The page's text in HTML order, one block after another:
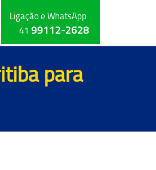
Ligação e WhatsApp
41 99112-2628
para